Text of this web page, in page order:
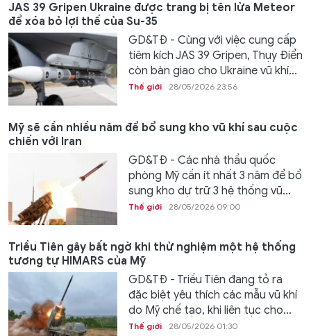
JAS 39 Gripen Ukraine được trang bị tên lửa Meteor
để xóa bỏ lợi thế của Su-35
GD&TĐ - Cùng với việc cung cấp
tiêm kích JAS 39 Gripen, Thụy Điển
còn bàn giao cho Ukraine vũ khí...
Thế giới 28/05/2026 23:56
Mỹ sẽ cần nhiều năm để bổ sung kho vũ khí sau cuộc
chiến với Iran
GD&TĐ - Các nhà thầu quốc
phòng Mỹ cần ít nhất 3 năm để bổ
sung kho dự trữ 3 hệ thống vũ...
Thế giới 28/05/2026 09:00
Triều Tiên gây bất ngờ khi thử nghiệm một hệ thống
tương tự HIMARS của Mỹ
GD&TĐ - Triều Tiên đang tỏ ra
đặc biệt yêu thích các mẫu vũ khí
do Mỹ chế tạo, khi liên tục cho...
Thế giới 28/05/2026 01:30